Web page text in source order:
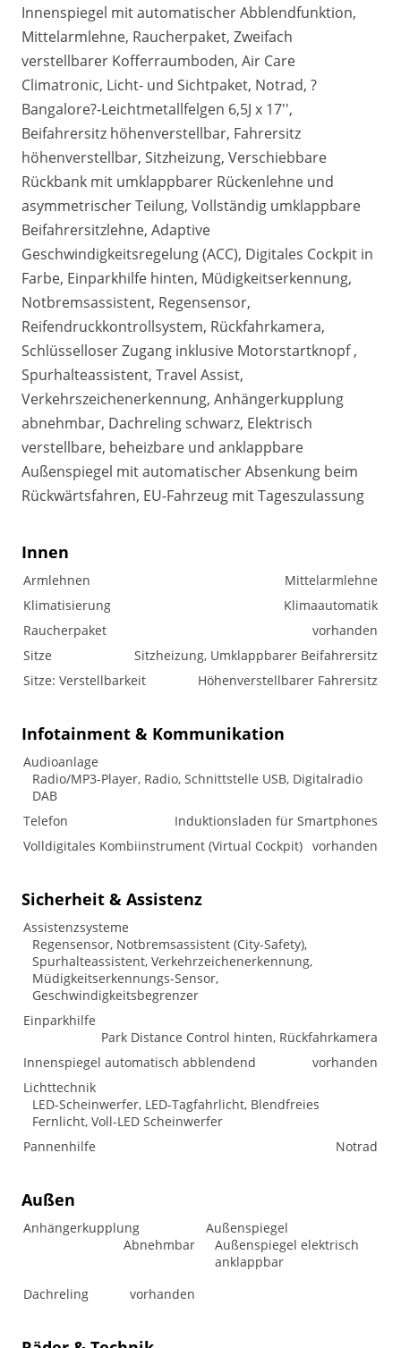
Innenspiegel mit automatischer Abblendfunktion,
Mittelarmlehne, Raucherpaket, Zweifach
verstellbarer Kofferraumboden, Air Care
Climatronic, Licht- und Sichtpaket, Notrad, ?
Bangalore?-Leichtmetallfelgen 6,5J x 17'',
Beifahrersitz höhenverstellbar, Fahrersitz
höhenverstellbar, Sitzheizung, Verschiebbare
Rückbank mit umklappbarer Rückenlehne und
asymmetrischer Teilung, Vollständig umklappbare
Beifahrersitzlehne, Adaptive
Geschwindigkeitsregelung (ACC), Digitales Cockpit in
Farbe, Einparkhilfe hinten, Müdigkeitserkennung,
Notbremsassistent, Regensensor,
Reifendruckkontrollsystem, Rückfahrkamera,
Schlüsselloser Zugang inklusive Motorstartknopf ,
Spurhalteassistent, Travel Assist,
Verkehrszeichenerkennung, Anhängerkupplung
abnehmbar, Dachreling schwarz, Elektrisch
verstellbare, beheizbare und anklappbare
Außenspiegel mit automatischer Absenkung beim
Rückwärtsfahren, EU-Fahrzeug mit Tageszulassung
Innen
Armlehnen
Mittelarmlehne
Klimatisierung
Klimaautomatik
Raucherpaket
vorhanden
Sitze
Sitzheizung, Umklappbarer Beifahrersitz
Sitze: Verstellbarkeit
Höhenverstellbarer Fahrersitz
Infotainment & Kommunikation
Audioanlage
Radio/MP3-Player, Radio, Schnittstelle USB, Digitalradio
DAB
Telefon
Induktionsladen für Smartphones
Volldigitales Kombiinstrument (Virtual Cockpit) vorhanden
Sicherheit & Assistenz
Assistenzsysteme
Regensensor, Notbremsassistent (City-Safety),
Spurhalteassistent, Verkehrzeichenerkennung,
Müdigkeitserkennungs-Sensor,
Geschwindigkeitsbegrenzer
Einparkhilfe
Park Distance Control hinten, Rückfahrkamera
Innenspiegel automatisch abblendend
vorhanden
Lichttechnik
LED-Scheinwerfer, LED-Tagfahrlicht, Blendfreies
Fernlicht, Voll-LED Scheinwerfer
Pannenhilfe
Notrad
Außen
Anhängerkupplung
Abnehmbar
Außenspiegel
Außenspiegel elektrisch
anklappbar
Dachreling
vorhanden